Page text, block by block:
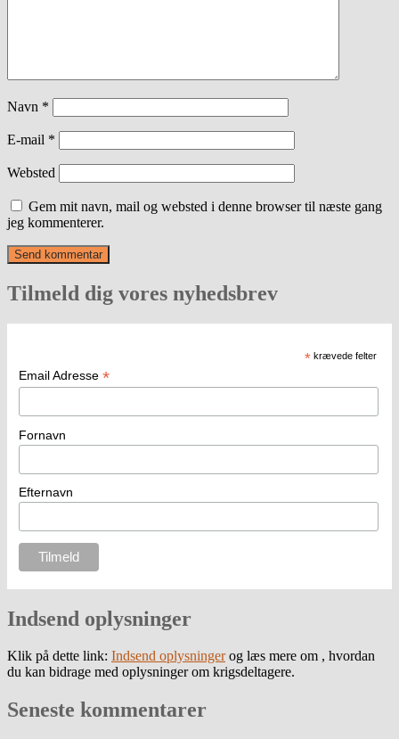
Navn *
E-mail *
Websted
Gem mit navn, mail og websted i denne browser til næste gang
jeg kommenterer.
Tilmeld dig vores nyhedsbrev
* krævede felter
Email Adresse *
Fornavn
Efternavn
Indsend oplysninger
Klik på dette link: Indsend oplysningerog læs mere om , hvordan
du kan bidrage med oplysninger om krigsdeltagere.
Seneste kommentarer